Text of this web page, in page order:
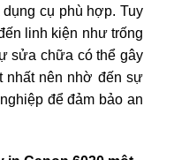
cụ phù hợp. Tuy
linh kiện như trống
sửa chữa có thể gây
nhất nên nhờ đến sự
để đảm bảo an